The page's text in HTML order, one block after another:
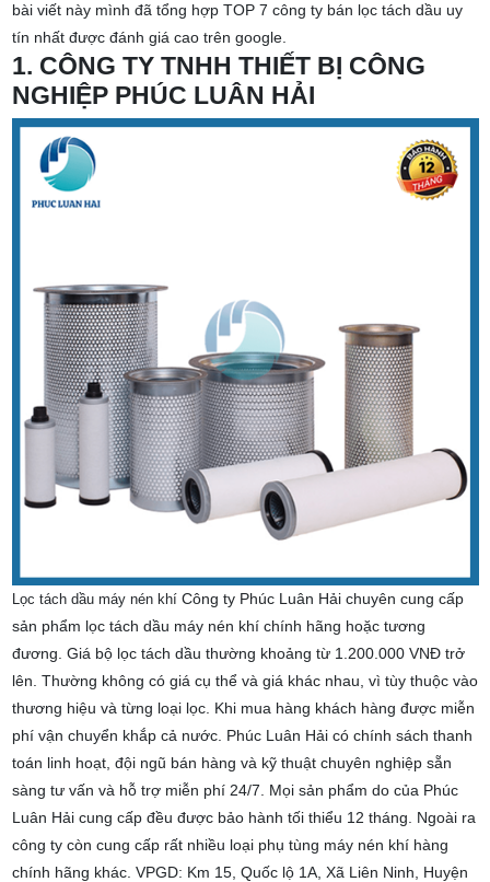
bài viết này mình đã tổng hợp TOP 7 công ty bán lọc tách dầu uy
tín nhất được đánh giá cao trên google.
1. CÔNG TY TNHH THIẾT BỊ CÔNG
NGHIỆP PHÚC LUÂN HẢI
Lọc tách dầu máy nén khí Công ty Phúc Luân Hải chuyên cung cấp
sản phẩm lọc tách dầu máy nén khí chính hãng hoặc tương
đương. Giá bộ lọc tách dầu thường khoảng từ 1.200.000 VNĐ trở
lên. Thường không có giá cụ thể và giá khác nhau, vì tùy thuộc vào
thương hiệu và từng loại lọc. Khi mua hàng khách hàng được miễn
phí vận chuyển khắp cả nước. Phúc Luân Hải có chính sách thanh
toán linh hoạt, đội ngũ bán hàng và kỹ thuật chuyên nghiệp sẵn
sàng tư vấn và hỗ trợ miễn phí 24/7. Mọi sản phẩm do của Phúc
Luân Hải cung cấp đều được bảo hành tối thiểu 12 tháng. Ngoài ra
công ty còn cung cấp rất nhiều loại phụ tùng máy nén khí hàng
chính hãng khác. VPGD: Km 15, Quốc lộ 1A, Xã Liên Ninh, Huyện